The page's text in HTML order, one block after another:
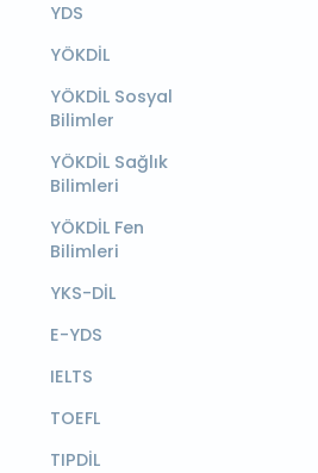
YDS
YÖKDİL
YÖKDİL Sosyal
Bilimler
YÖKDİL Sağlık
Bilimleri
YÖKDİL Fen
Bilimleri
YKS-DİL
E-YDS
IELTS
TOEFL
TIPDİL